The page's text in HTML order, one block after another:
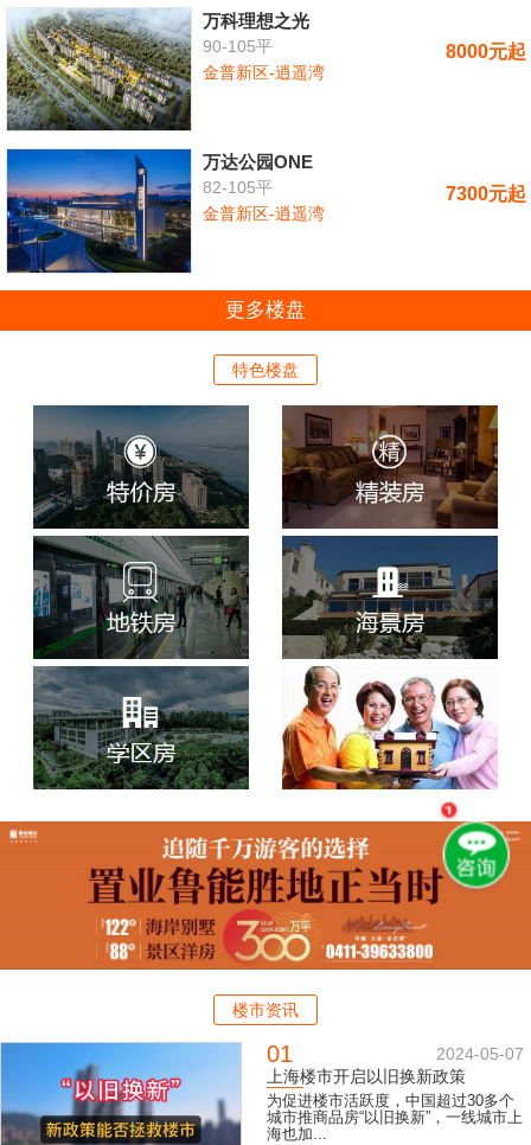
万科理想之光
90-105平
金普新区-逍遥湾
8000元起
万达公园ONE
82-105平
金普新区-逍遥湾
7300元起
更多楼盘
特色楼盘
楼市资讯
01
2024-05-07
上海楼市开启以旧换新政策
为促进楼市活跃度，中国超过30多个
城市推商品房“以旧换新”，一线城市上
海也加...